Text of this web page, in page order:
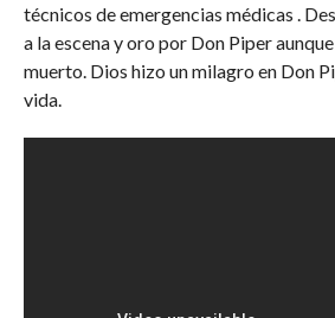
técnicos de emergencias médicas .
a la escena y oro por Don Piper
muerto. Dios hizo un milagro en Don
vida.